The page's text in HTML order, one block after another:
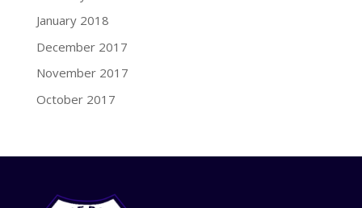
January 2018
December 2017
November 2017
October 2017